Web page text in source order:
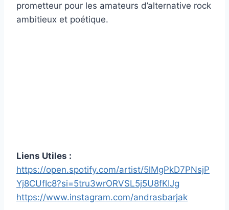
prometteur pour les amateurs d’alternative rock
ambitieux et poétique.
Liens Utiles :
https://open.spotify.com/artist/5lMgPkD7PNsjP
Yj8CUfIc8?si=5tru3wrORVSL5j5U8fKIJg
https://www.instagram.com/andrasbarjak